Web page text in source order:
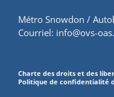
Métro Snowdon /
Courriel: info@ovs-
Charte des droits et des
Politique de confidentialité